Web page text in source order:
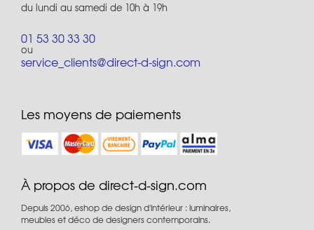
du lundi au samedi de 10h à 19h
01 53 30 33 30
ou
service_clients@direct-d-sign.com
Les moyens de paiements
À propos de direct-d-sign.com
Depuis 2006, eshop de design d'intérieur : luminaires,
meubles et déco de designers contemporains.